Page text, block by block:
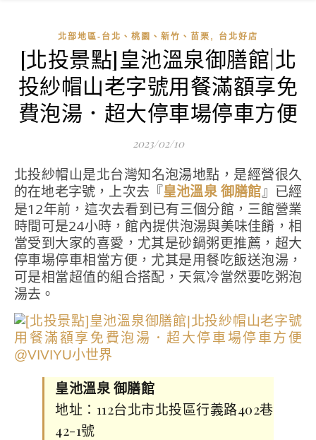
北部地區-台北、桃園、新竹、苗栗 , 台北好店
[北投景點]皇池溫泉御膳館|北
投紗帽山老字號用餐滿額享免
費泡湯．超大停車場停車方便
2023/02/10
北投紗帽山是北台灣知名泡湯地點，是經營很久
的在地老字號，上次去『皇池溫泉 御膳館』已經
是12年前，這次去看到已有三個分館，三館營業
時間可是24小時，館內提供泡湯與美味佳餚，相
當受到大家的喜愛，尤其是砂鍋粥更推薦，超大
停車場停車相當方便，尤其是用餐吃飯送泡湯，
可是相當超值的組合搭配，天氣冷當然要吃粥泡
湯去。
皇池溫泉 御膳館
地址：112台北市北投區行義路402巷
42-1號